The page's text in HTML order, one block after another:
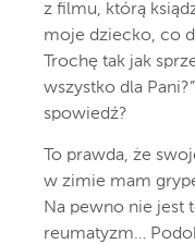
z filmu, którą
moje dziecko, co
Trochę tak jak
wszystko dla
spowiedź?
To prawda, że
w zimie mam
Na pewno nie jest
reumatyzm…